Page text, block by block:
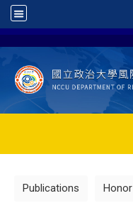
Publications Honor